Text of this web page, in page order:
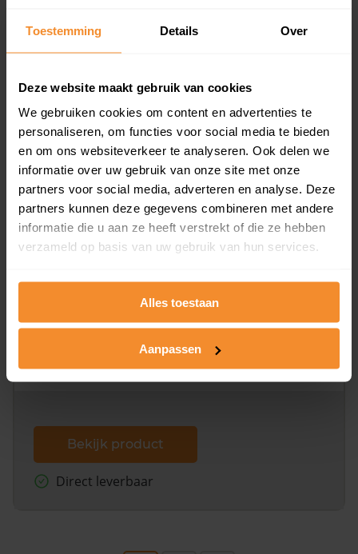
Toestemming Details Over
Deze website maakt gebruik van cookies
We gebruiken cookies om content en advertenties te
personaliseren, om functies voor social media te bieden
en om ons websiteverkeer te analyseren. Ook delen we
informatie over uw gebruik van onze site met onze
partners voor social media, adverteren en analyse. Deze
partners kunnen deze gegevens combineren met andere
informatie die u aan ze heeft verstrekt of die ze hebben
verzameld op basis van uw gebruik van hun services.
Alles toestaan
Aanpassen
en koopdatum) binnen een postcodegebied. Dit
koopsommen.
Bekijk product
Direct leverbaar
Kadastrale kaart pakket
Alleen globale ligging perceel
omliggende percelen met de kadastrale erfgrenzen,
Bekijk product
Direct leverbaar